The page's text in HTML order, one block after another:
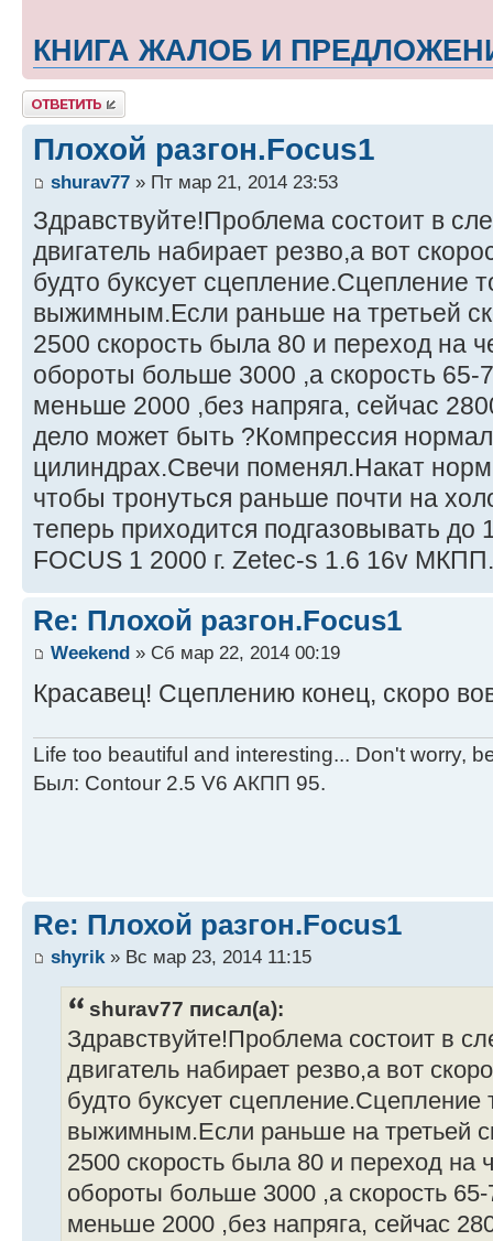
КНИГА ЖАЛОБ И
Ответить
Плохой разгон.Focus1
shurav77 » Пт мар 21, 2014 23:53
Здравствуйте!Проблема состоит в
двигатель набирает резво,а вот
будто буксует сцепление.Сцепление
выжимным.Если раньше на третьей
2500 скорость была 80 и переход на
обороты больше 3000 ,а скорость 65-
меньше 2000 ,без напряга, сейчас
дело может быть ?Компрессия
цилиндрах.Свечи поменял.Накат
чтобы тронуться раньше почти на
теперь приходится подгазовывать
FOCUS 1 2000 г. Zetec-s 1.6 16v
Re: Плохой разгон.Focus1
Weekend » Сб мар 22, 2014 00:19
Красавец! Сцеплению конец, скоро
Life too beautiful and interesting... Don't worry,
Был: Contour 2.5 V6 АКПП 95.
Re: Плохой разгон.Focus1
shyrik» Вс мар 23, 2014 11:15
shurav77 писал(а):
Здравствуйте!Проблема состоит в
двигатель набирает резво,а вот
будто буксует
выжимным.Если раньше на третьей
2500 скорость была 80 и переход на
обороты больше 3000 ,а скорость
меньше 2000 ,без напряга, сейчас